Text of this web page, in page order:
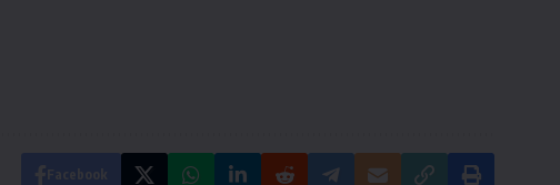
Facebook